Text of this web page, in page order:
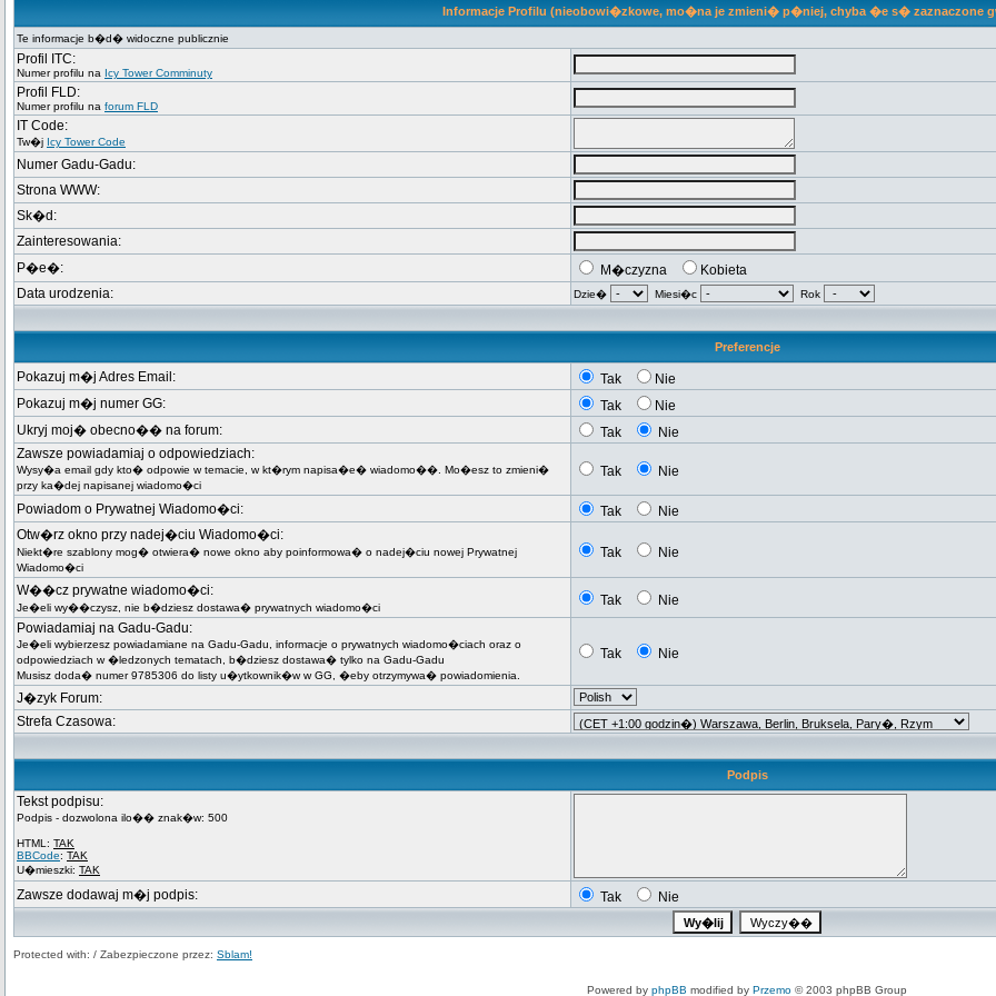
Informacje Profilu (nieobowi�zkowe, mo�na je zmieni� p�niej, chyba �e s� zaznaczone
Te informacje b�d� widoczne publicznie
Profil ITC:
Numer profilu na Icy Tower Comminuty
Profil FLD:
Numer profilu na forum FLD
IT Code:
Tw�j Icy Tower Code
Numer Gadu-Gadu:
Strona WWW:
Sk�d:
Zainteresowania:
P�e�:
M�czyzna
Kobieta
Data urodzenia:
Dzie� Miesi�c Rok
Preferencje
Pokazuj m�j Adres Email: Tak
Nie
Pokazuj m�j numer GG:
Tak
Nie
Ukryj moj� obecno�� na forum:
Tak
Nie
Zawsze powiadamiaj o odpowiedziach:
Wysy�a email gdy kto� odpowie w temacie, w kt�rym napisa�e� wiadomo��. Mo�esz to zmieni�
przy ka�dej napisanej wiadomo�ci
Tak Nie
Powiadom o Prywatnej Wiadomo�ci: Tak
Nie
Otw�rz okno przy nadej�ciu Wiadomo�ci:
Niekt�re szablony mog� otwiera� nowe okno aby poinformowa� o nadej�ciu nowej Prywatnej
Wiadomo�ci
Tak Nie
W��cz prywatne wiadomo�ci:
Je�eli wy��czysz, nie b�dziesz dostawa� prywatnych wiadomo�ci Tak
Nie
Powiadamiaj na Gadu-Gadu:
Je�eli wybierzesz powiadamiane na Gadu-Gadu, informacje o prywatnych wiadomo�ciach oraz o
odpowiedziach w �ledzonych tematach, b�dziesz dostawa� tylko na Gadu-Gadu
Musisz doda� numer 9785306 do listy u�ytkownik�w w GG, �eby otrzymywa� powiadomienia.
Tak Nie
J�zyk Forum:
Strefa Czasowa:
Podpis
Tekst podpisu:
Podpis - dozwolona ilo�� znak�w: 500
HTML: TAK
BBCode: TAK
U�mieszki: TAK
Zawsze dodawaj m�j podpis: Tak Nie
Protected with: / Zabezpieczone przez: Sblam!
Powered by phpBB modified by Przemo © 2003 phpBB Group